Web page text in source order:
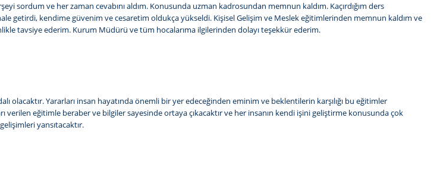
sordum ve her zaman cevabını aldım. Konusunda uzman kadrosundan memnun kaldım. Kaçırdığım ders
getirdi, kendime güvenim ve cesaretim oldukça yükseldi. Kişisel Gelişim ve Meslek eğitimlerinden memnun kaldım ve
tavsiye ederim. Kurum Müdürü ve tüm hocalarıma ilgilerinden dolayı teşekkür ederim.
olacaktır. Yararları insan hayatında önemli bir yer edeceğinden eminim ve beklentilerin karşılığı bu eğitimler
verilen eğitimle beraber ve bilgiler sayesinde ortaya çıkacaktır ve her insanın kendi işini geliştirme konusunda çok
yansıtacaktır.